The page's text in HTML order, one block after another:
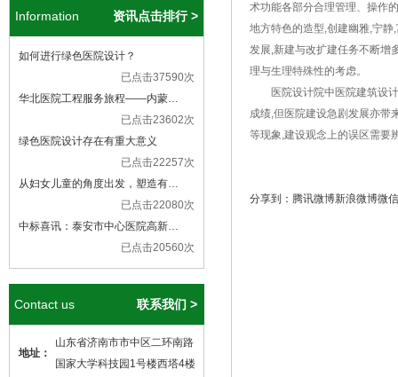
Information 资讯点击排行 >
如何进行绿色医院设计？
已点击37590次
华北医院工程服务旅程——内蒙…
已点击23602次
绿色医院设计存在有重大意义
已点击22257次
从妇女儿童的角度出发，塑造有…
已点击22080次
中标喜讯：泰安市中心医院高新…
已点击20560次
Contact us 联系我们 >
地址：
山东省济南市市中区二环南路
国家大学科技园1号楼西塔4楼
术功能各部分合理管理、操作
地方特色的造型,创建幽雅,宁
发展,新建与改扩建任务不断增
理与生理特殊性的考虑。
医院设计院中医院建筑设计
成绩,但医院建设急剧发展亦带
等现象,建设观念上的误区需要
分享到： 腾讯微博新浪微博微信